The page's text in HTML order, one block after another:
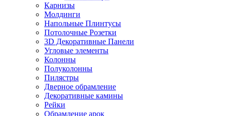
Карнизы
Молдинги
Напольные Плинтусы
Потолочные Розетки
3D Декоративные Панели
Угловые элементы
Колонны
Полуколонны
Пилястры
Дверное обрамление
Декоративные камины
Рейки
Обрамление арок